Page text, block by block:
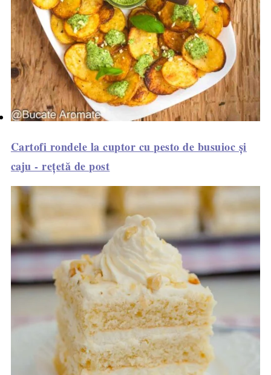
Cartofi rondele la cuptor cu pesto de busuioc și
caju - rețetă de post